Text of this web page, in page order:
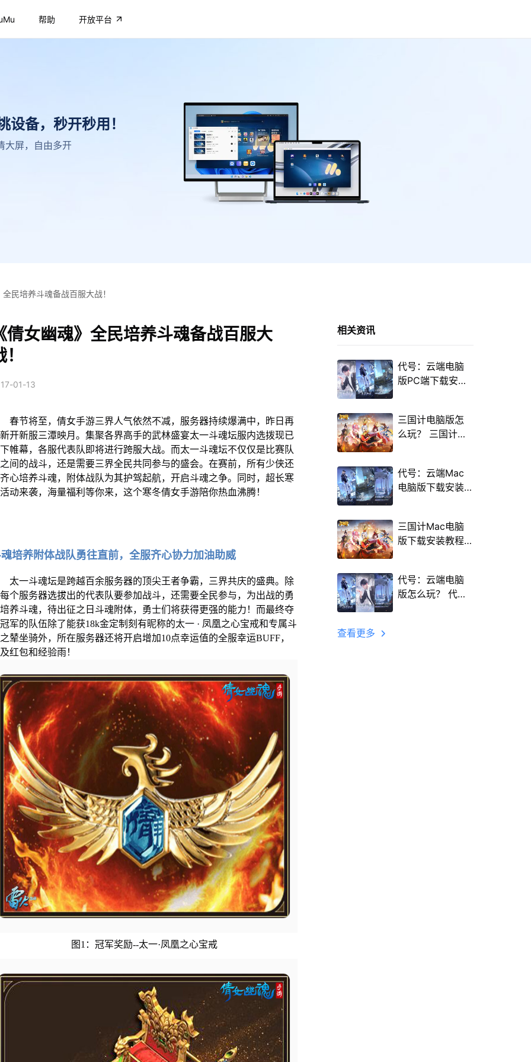
帮助 开放平台
备，秒开秒用！
大屏，自由多开
民培养斗魂备战百服大战！
倩女幽魂》全民培养斗魂备战百服大
01-13
将至，倩女手游三界人气依然不减，服务器持续爆满中，昨日再
开新服三潭映月。集聚各界高手的武林盛宴太一斗魂坛服内选拨现已
帷幕，各服代表队即将进行跨服大战。而太一斗魂坛不仅仅是比赛队
间的战斗，还是需要三界全民共同参与的盛会。在赛前，所有少侠还
心培养斗魂，附体战队为其护驾起航，开启斗魂之争。同时，超长寒
动来袭，海量福利等你来，这个寒冬倩女手游陪你热血沸腾！
培养附体战队勇往直前，全服齐心协力加油助威
斗魂坛是跨越百余服务器的顶尖王者争霸，三界共庆的盛典。除
个服务器选拔出的代表队要参加战斗，还需要全民参与，为出战的勇
养斗魂，待出征之日斗魂附体，勇士们将获得更强的能力！而最终夺
军的队伍除了能获18k金定制刻有昵称的太一 · 凤凰之心宝戒和专属斗
辇坐骑外，所在服务器还将开启增加10点幸运值的全服幸运BUFF，
红包和经验雨！
图1：冠军奖励--太一·凤凰之心宝戒
相关资讯
代号：云端电脑
版PC端下载安装
略
三国计电脑版怎
么玩？ 三国计性
机 按键设置教程
代号：云端Mac
电脑版下载安装
攻略
三国计Mac电脑
版下载安装教程
代号：云端电脑
版怎么玩？ 代
查看更多